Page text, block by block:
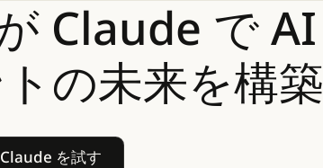
Claude でAI
の未来を構築
Claude を試す
Claude を試す